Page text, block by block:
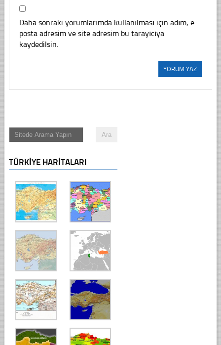
Daha sonraki yorumlarımda kullanılması için adım, e-
posta adresim ve site adresim bu tarayıcıya
kaydedilsin.
TÜRKIYE HARITALARI